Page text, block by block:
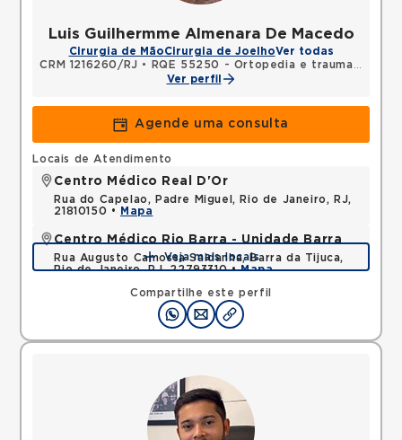
Luis Guilhermme Almenara De Macedo
Cirurgia de MãoCirurgia de JoelhoVer todas
CRM 1216260/RJ •
RQE 55250 - Ortopedia e traumatologia
Ver perfil
Agende uma consulta
Compartilhe este perfil
Locais de Atendimento
Centro Médico Real D'Or
Rua do Capelao, Padre Miguel, Rio de Janeiro, RJ,
21810150 •
Mapa
Centro Médico Rio Barra - Unidade Barra
Rua Augusto Camossa Saldanha, Barra da Tijuca,
Rio de Janeiro, RJ, 22793310 •Mapa
Veja mais locais